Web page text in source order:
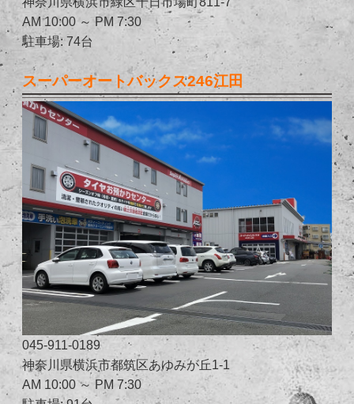
AM 10:00 ～ PM 7:30
駐車場: 74台
スーパーオートバックス246江田
045-911-0189
神奈川県横浜市都筑区あゆみが丘1-1
AM 10:00 ～ PM 7:30